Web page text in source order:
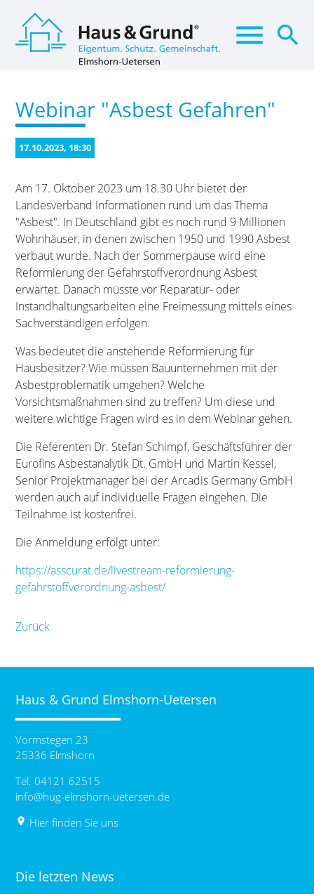
menu search
Suchbegriffe SUCHEN
Webinar "Asbest Gefahren"
17.10.2023, 18:30
Am 17. Oktober 2023 um 18.30 Uhr bietet der
Landesverband Informationen rund um das Thema
"Asbest". In Deutschland gibt es noch rund 9 Millionen
Wohnhäuser, in denen zwischen 1950 und 1990 Asbest
verbaut wurde. Nach der Sommerpause wird eine
Reformierung der Gefahrstoffverordnung Asbest
erwartet. Danach müsste vor Reparatur- oder
Instandhaltungsarbeiten eine Freimessung mittels eines
Sachverständigen erfolgen.
Was bedeutet die anstehende Reformierung für
Hausbesitzer? Wie müssen Bauunternehmen mit der
Asbestproblematik umgehen? Welche
Vorsichtsmaßnahmen sind zu treffen? Um diese und
weitere wichtige Fragen wird es in dem Webinar gehen.
Die Referenten Dr. Stefan Schimpf, Geschäftsführer der
Eurofins Asbestanalytik Dt. GmbH und Martin Kessel,
Senior Projektmanager bei der Arcadis Germany GmbH
werden auch auf individuelle Fragen eingehen. Die
Teilnahme ist kostenfrei.
Die Anmeldung erfolgt unter:
https://asscurat.de/livestream-reformierung-
gefahrstoffverordnung-asbest/
Zurück
Haus & Grund Elmshorn-Uetersen
Vormstegen 23
25336 Elmshorn
Tel. 04121 62515
info@hug-elmshorn-uetersen.de
place Hier finden Sie uns
Die letzten News